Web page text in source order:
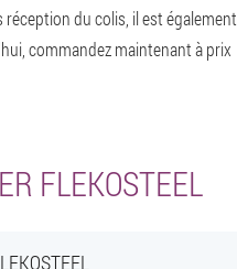
du colis, il est également
commandez maintenant à prix
FLEKOSTEEL